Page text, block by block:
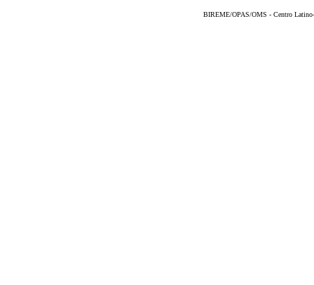
BIREME/OPAS/OMS - Centro Latino-